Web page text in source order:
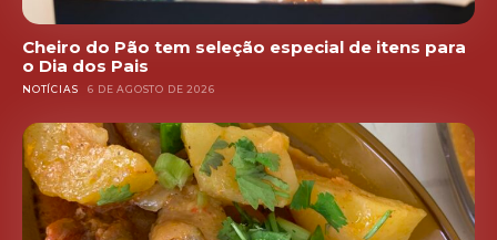
Cheiro do Pão tem seleção especial de itens para
o Dia dos Pais
NOTÍCIAS 6 DE AGOSTO DE 2026